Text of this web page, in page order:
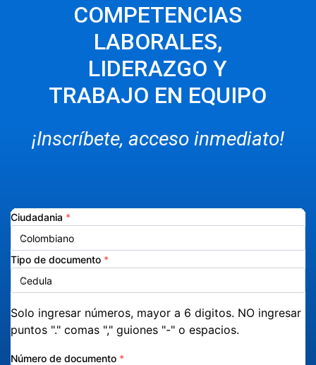
COMPETENCIAS
LABORALES,
LIDERAZGO Y
TRABAJO EN EQUIPO
¡Inscríbete, acceso inmediato!